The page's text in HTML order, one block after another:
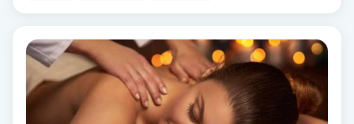
Fotsvamp
Fotvård